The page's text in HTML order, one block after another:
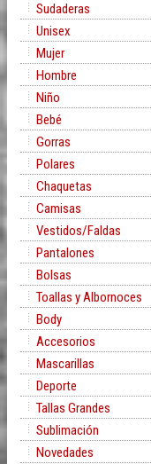
Sudaderas
Unisex
Mujer
Hombre
Niño
Bebé
Gorras
Polares
Chaquetas
Camisas
Vestidos/Faldas
Pantalones
Bolsas
Toallas y Albornoces
Body
Accesorios
Mascarillas
Deporte
Tallas Grandes
Sublimación
Novedades